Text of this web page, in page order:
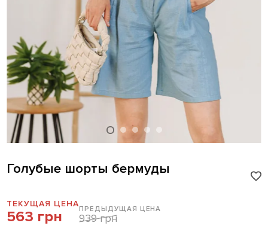
Голубые шорты бермуды
ТЕКУЩАЯ ЦЕНА
563 грн ПРЕДЫДУЩАЯ ЦЕНА
939 грн